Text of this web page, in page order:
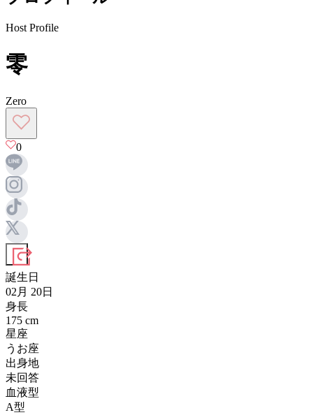
Host Profile
零
Zero
0
誕生日
02月 20日
身長
175 cm
星座
うお座
出身地
未回答
血液型
A型